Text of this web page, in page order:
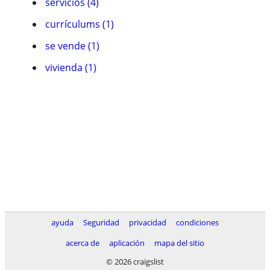
currí­culums (1)
se vende (1)
vivienda (1)
ayuda Seguridad privacidad
condiciones
acerca de
aplicación
mapa del sitio
© 2026 craigslist